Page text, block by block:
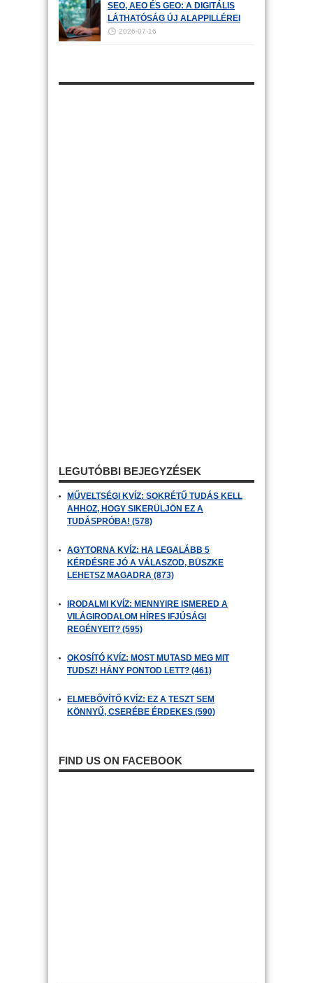
SEO, AEO ÉS GEO: A DIGITÁLIS
LÁTHATÓSÁG ÚJ ALAPPILLÉREI
2026-07-16
LEGUTÓBBI BEJEGYZÉSEK
MŰVELTSÉGI KVÍZ: SOKRÉTŰ TUDÁS KELL
AHHOZ, HOGY SIKERÜLJÖN EZ A
TUDÁSPRÓBA! (578)
AGYTORNA KVÍZ: HA LEGALÁBB 5
KÉRDÉSRE JÓ A VÁLASZOD, BÜSZKE
LEHETSZ MAGADRA (873)
IRODALMI KVÍZ: MENNYIRE ISMERED A
VILÁGIRODALOM HÍRES IFJÚSÁGI
REGÉNYEIT? (595)
OKOSÍTÓ KVÍZ: MOST MUTASD MEG MIT
TUDSZ! HÁNY PONTOD LETT? (461)
ELMEBŐVÍTŐ KVÍZ: EZ A TESZT SEM
KÖNNYŰ, CSERÉBE ÉRDEKES (590)
FIND US ON FACEBOOK